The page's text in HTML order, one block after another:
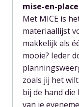
mise-en-
Met MICE is
materiaallijst
makkelijk als
mooie? Ieder
zoals jij het
bij de hand
van je